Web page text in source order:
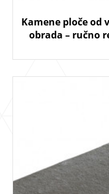
Kamene ploče od
obrada – ručno